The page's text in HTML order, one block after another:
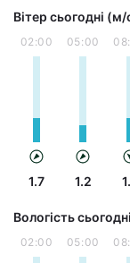
Вітер сьогодні (м/
02:00
1.7
05:00
1.2
Вологість
02:00 05:00